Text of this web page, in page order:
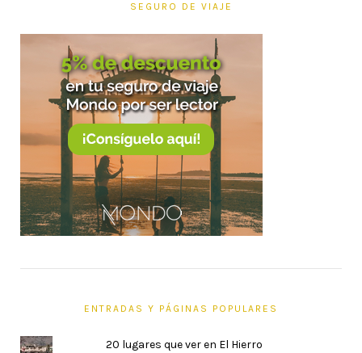
SEGURO DE VIAJE
ENTRADAS Y PÁGINAS POPULARES
20 lugares que ver en El Hierro